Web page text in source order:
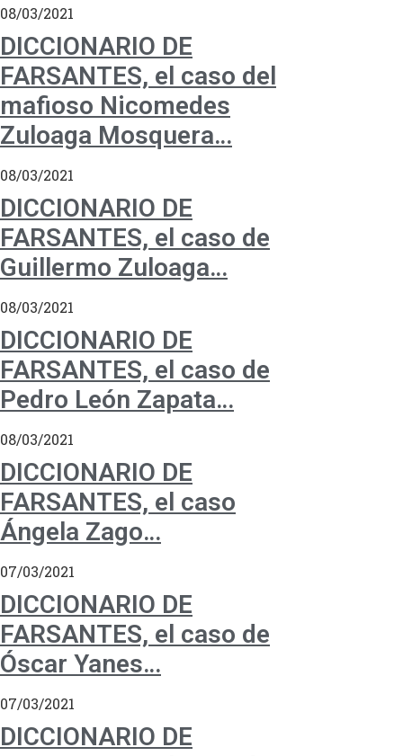
08/03/2021
DICCIONARIO DE
FARSANTES, el caso del
mafioso Nicomedes
Zuloaga Mosquera…
08/03/2021
DICCIONARIO DE
FARSANTES, el caso de
Guillermo Zuloaga…
08/03/2021
DICCIONARIO DE
FARSANTES, el caso de
Pedro León Zapata…
08/03/2021
DICCIONARIO DE
FARSANTES, el caso
Ángela Zago…
07/03/2021
DICCIONARIO DE
FARSANTES, el caso de
Óscar Yanes…
07/03/2021
DICCIONARIO DE